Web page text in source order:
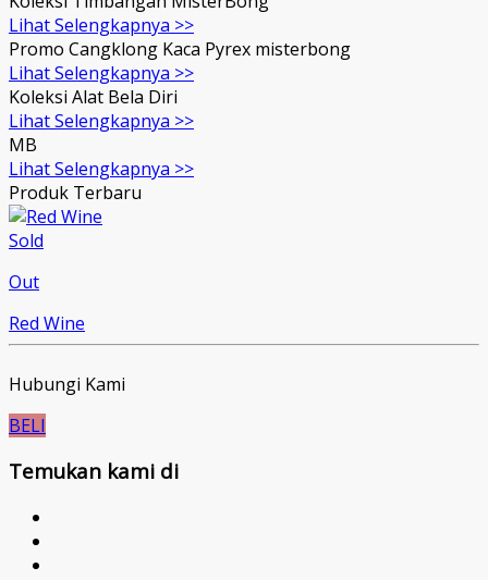
Lihat Selengkapnya >>
Promo Cangklong Kaca Pyrex misterbong
Lihat Selengkapnya >>
Koleksi Alat Bela Diri
Lihat Selengkapnya >>
MB
Lihat Selengkapnya >>
Produk Terbaru
Sold
Out
Red Wine
Hubungi Kami
BELI
Temukan kami di